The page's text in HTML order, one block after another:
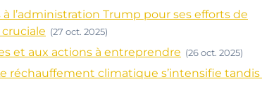
l’administration Trump pour ses efforts de
(27 oct. 2025)
et aux actions à entreprendre (26 oct. 2025)
réchauffement climatique s’intensifie